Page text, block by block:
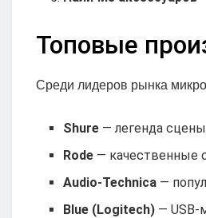
Топовые
Среди лидеров рынка
Shure — легенда
Rode — качественные
Audio-Technica —
Blue (Logitech) — USB-